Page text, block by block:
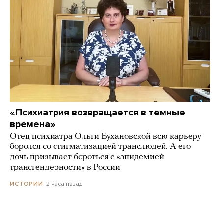
«Психиатрия возвращается в темные
времена»
Отец психиатра Ольги Бухановской всю карьеру
боролся со стигматизацией транслюдей. А его
дочь призывает бороться с «эпидемией
трансгендерности» в России
ИСТОРИИ 2 часа назад